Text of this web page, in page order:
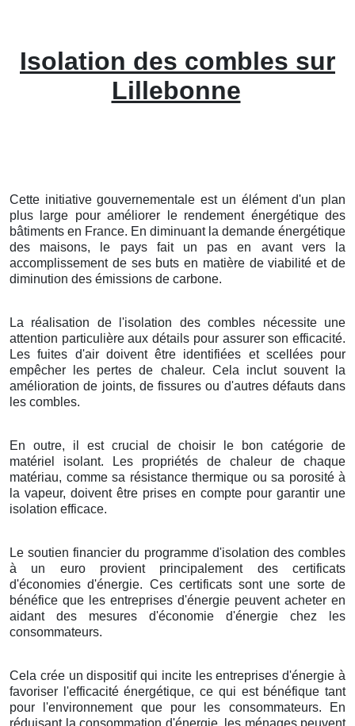
Isolation des combles sur
Lillebonne
Cette initiative gouvernementale est un élément d'un plan
plus large pour améliorer le rendement énergétique des
bâtiments en France. En diminuant la demande énergétique
des maisons, le pays fait un pas en avant vers la
accomplissement de ses buts en matière de viabilité et de
diminution des émissions de carbone.
La réalisation de l'isolation des combles nécessite une
attention particulière aux détails pour assurer son efficacité.
Les fuites d'air doivent être identifiées et scellées pour
empêcher les pertes de chaleur. Cela inclut souvent la
amélioration de joints, de fissures ou d'autres défauts dans
les combles.
En outre, il est crucial de choisir le bon catégorie de
matériel isolant. Les propriétés de chaleur de chaque
matériau, comme sa résistance thermique ou sa porosité à
la vapeur, doivent être prises en compte pour garantir une
isolation efficace.
Le soutien financier du programme d'isolation des combles
à un euro provient principalement des certificats
d'économies d'énergie. Ces certificats sont une sorte de
bénéfice que les entreprises d'énergie peuvent acheter en
aidant des mesures d'économie d'énergie chez les
consommateurs.
Cela crée un dispositif qui incite les entreprises d'énergie à
favoriser l'efficacité énergétique, ce qui est bénéfique tant
pour l'environnement que pour les consommateurs. En
réduisant la consommation d'énergie, les ménages peuvent